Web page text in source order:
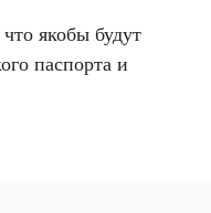
якобы будут
паспорта и